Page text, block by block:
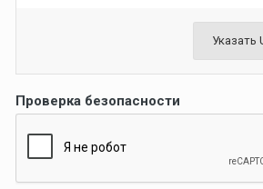
Указать
Проверка безопасности